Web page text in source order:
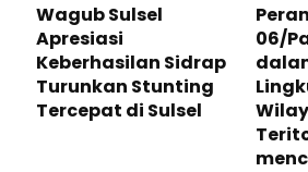
Wagub Sulsel
Apresiasi
Keberhasilan Sidrap
Turunkan Stunting
Tercepat di Sulsel
06/